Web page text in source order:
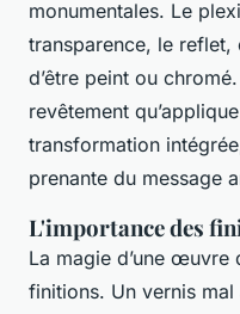
monumentales. Le
transparence, le reflet,
d’être peint ou
revêtement
transformation
prenante du message
L'importance des
La magie d’une œuvre
finitions. Un vernis